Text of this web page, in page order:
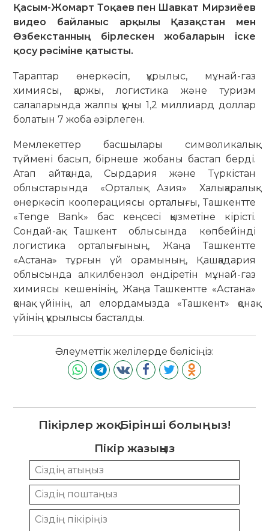
Қасым-Жомарт Тоқаев пен Шавкат Мирзиёев
видео байланыс арқылы Қазақстан мен
Өзбекстанның бірлескен жобаларын іске
қосу рәсіміне қатысты.
Тараптар өнеркәсіп, құрылыс, мұнай-газ
химиясы, қаржы, логистика және туризм
салаларында жалпы құны 1,2 миллиард доллар
болатын 7 жоба әзірлеген.
Мемлекеттер басшылары символикалық
түймені басып, бірнеше жобаны бастап берді.
Атап айтқанда, Сырдария және Түркістан
облыстарында «Орталық Азия» Халықаралық
өнеркәсіп кооперациясы орталығы, Ташкентте
«Tenge Bank» бас кеңсесі қызметіне кірісті.
Сондай-ақ Ташкент облысында көпбейінді
логистика орталығының, Жаңа Ташкентте
«Астана» тұрғын үй орамының, Қашқадария
облысында алкилбензол өндіретін мұнай-газ
химиясы кешенінің, Жаңа Ташкентте «Астана»
қонақ үйінің, ал елордамызда «Ташкент» қонақ
үйінің құрылысы басталды.
Әлеуметтік желілерде бөлісіңіз:
Пікірлер жоқ. Бірінші болыңыз!
Пікір жазыңыз